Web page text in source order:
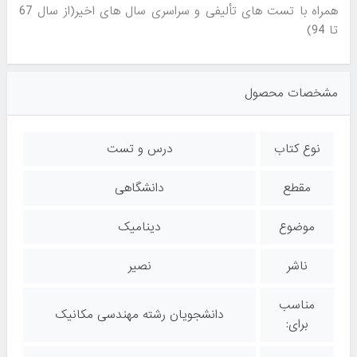
همراه با تست های تألیفی و سراسری سال های اخیر(از سال 67
تا 94)
مشخصات محصول
نوع کتاب درس و تست
مقطع دانشگاهی
موضوع دینامیک
ناشر نصیر
مناسب
برای:
دانشجویان رشته مهندسی مکانیک